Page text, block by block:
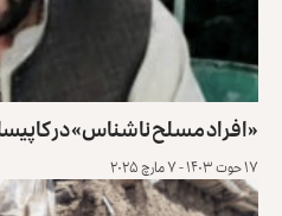
«افراد مسلح ناشناس» در
۱۷ حوت ۱۴۰۳ - ۷ مارچ ۲۰۲۵